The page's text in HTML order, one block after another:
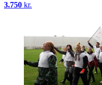
3.750 kr.